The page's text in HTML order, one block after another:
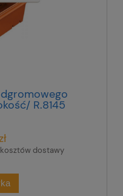
R.8145
kosztów dostawy